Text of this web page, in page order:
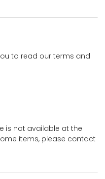
to read our terms and
is not available at the
items, please contact